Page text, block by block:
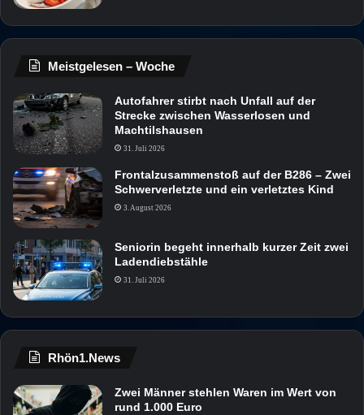
Meistgelesen – Woche
Autofahrer stirbt nach Unfall auf der
Strecke zwischen Wasserlosen und
Machtilshausen
31. Juli 2026
Frontalzusammenstoß auf der B286 – Zwei
Schwerverletzte und ein verletztes Kind
3. August 2026
Seniorin begeht innerhalb kurzer Zeit zwei
Ladendiebstähle
31. Juli 2026
Rhön1.News
Zwei Männer stehlen Waren im Wert von
rund 1.000 Euro